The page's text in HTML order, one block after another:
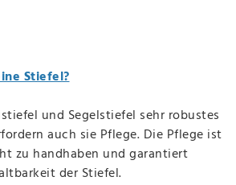
Stiefel?
und Segelstiefel sehr robustes
auch sie Pflege. Die Pflege ist
zu handhaben und garantiert
der Stiefel.